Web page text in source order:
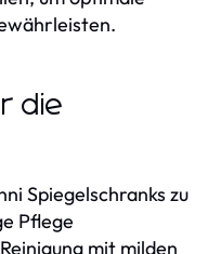
die
Spiegelschranks zu
Pflege
mit milden